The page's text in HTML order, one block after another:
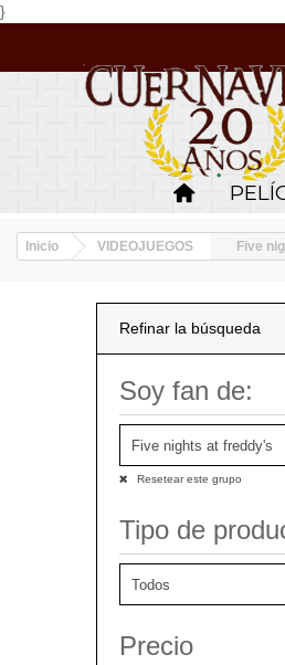
}
Inicio VIDEOJUEGOS Five
Refinar la búsqueda
Soy fan de:
Resetear este grupo
Tipo de
Precio